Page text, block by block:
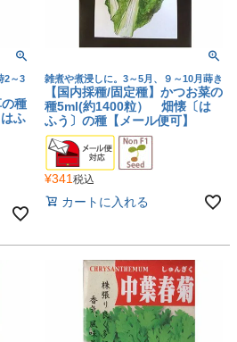
2～3
の種
ふ
雑煮や煮浸しに。3～5月、９～10月蒔き
【国内採種/固定種】かつお菜の
種5ml(約1400粒） 畑懐〔は
ふう〕の種【メール便可】
¥341 税込
カートに入れる